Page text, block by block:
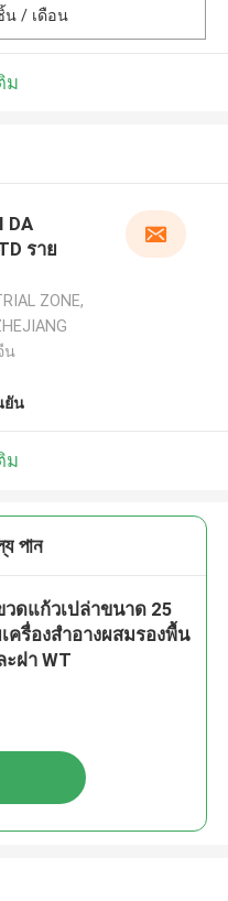
น / เดือน
ม
DA
ราย
ZONE,
น
ยัน
ม
পান
ดแก้วเปล่าขนาด 25
ครื่องสำอางผสมรองพื้น
ฝา WT